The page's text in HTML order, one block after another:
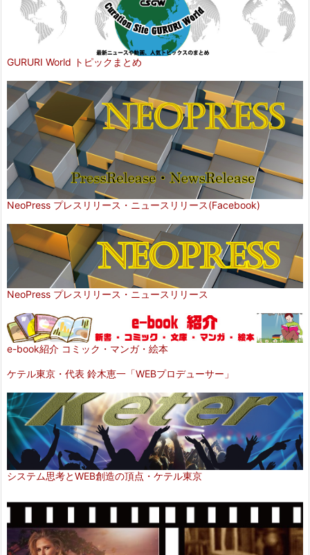
GURURI World トピックまとめ
NeoPress プレスリリース・ニュースリリース(Facebook)
NeoPress プレスリリース・ニュースリリース
e-book紹介 コミック・マンガ・絵本
ケテル東京・代表 鈴木恵一「WEBプロデューサー」
システム思考とWEB創造の頂点・ケテル東京